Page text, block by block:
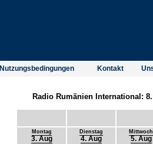
Nutzungsbedingungen Kontakt
Radio Rumänien International:
Montag
3. Aug
Dienstag
4. Aug
Mittwoch
5. Aug